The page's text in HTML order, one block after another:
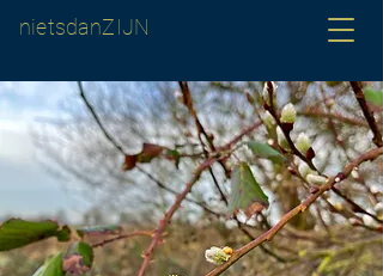
nietsdanZIJN